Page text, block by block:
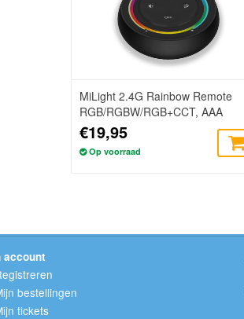
MiLight 2.4G Rainbow Remote
RGB/RGBW/RGB+CCT, AAA
Batterijen
€19,95
Op voorraad
account
bestellingen
tickets